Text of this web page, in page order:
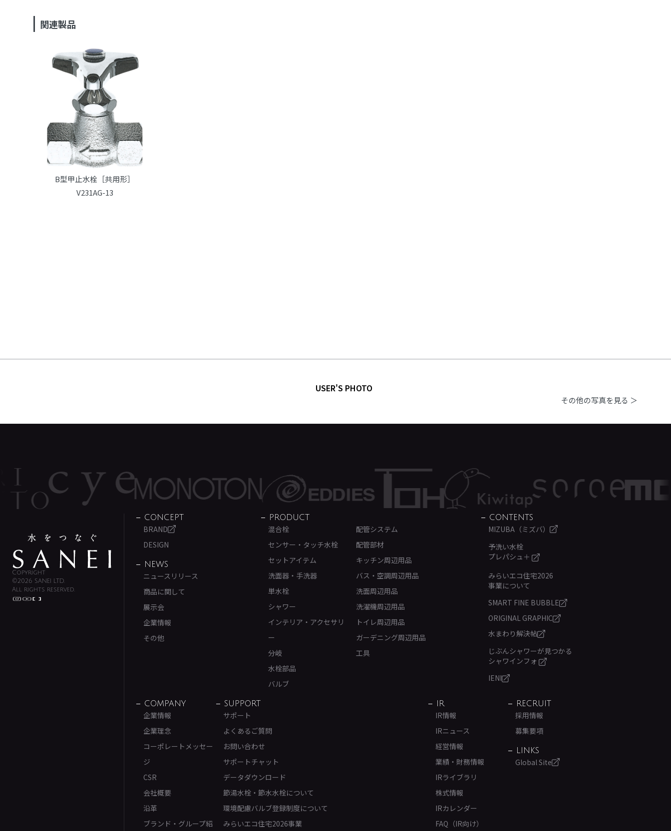
関連製品
B型甲止水栓［共用形］
V231AG-13
USER'S PHOTO
その他の写真を見る ＞
Copyright
©2026 SANEI LTD.
All rights reserved.
CONCEPT
BRAND
DESIGN
NEWS
ニュースリリース
商品に関して
展示会
企業情報
その他
PRODUCT
混合栓
センサー・タッチ水栓
セットアイテム
洗面器・手洗器
単水栓
シャワー
インテリア・アクセサリ
ー
分岐
水栓部品
バルブ
配管システム
配管部材
キッチン周辺用品
バス・空調周辺用品
洗面周辺用品
洗濯機周辺用品
トイレ周辺用品
ガーデニング周辺用品
工具
CONTENTS
MIZUBA（ミズバ）
予洗い水栓
プレパシュ＋
みらいエコ住宅2026
事業について
SMART FINE BUBBLE
ORIGINAL GRAPHIC
水まわり解決帖
じぶんシャワーが見つかる
シャワインフォ
IENI
COMPANY
企業情報
企業理念
コーポレートメッセー
ジ
CSR
会社概要
沿革
ブランド・グループ紹
SUPPORT
サポート
よくあるご質問
お問い合わせ
サポートチャット
データダウンロード
節湯水栓・節水水栓について
環境配慮バルブ登録制度について
みらいエコ住宅2026事業
IR
IR情報
IRニュース
経営情報
業績・財務情報
IRライブラリ
株式情報
IRカレンダー
FAQ（IR向け）
RECRUIT
採用情報
募集要項
LINKS
Global Site